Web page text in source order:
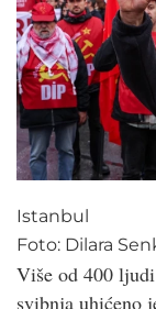
Istanbul
Foto: Dilara
Više od 400
svibnja uhićeno